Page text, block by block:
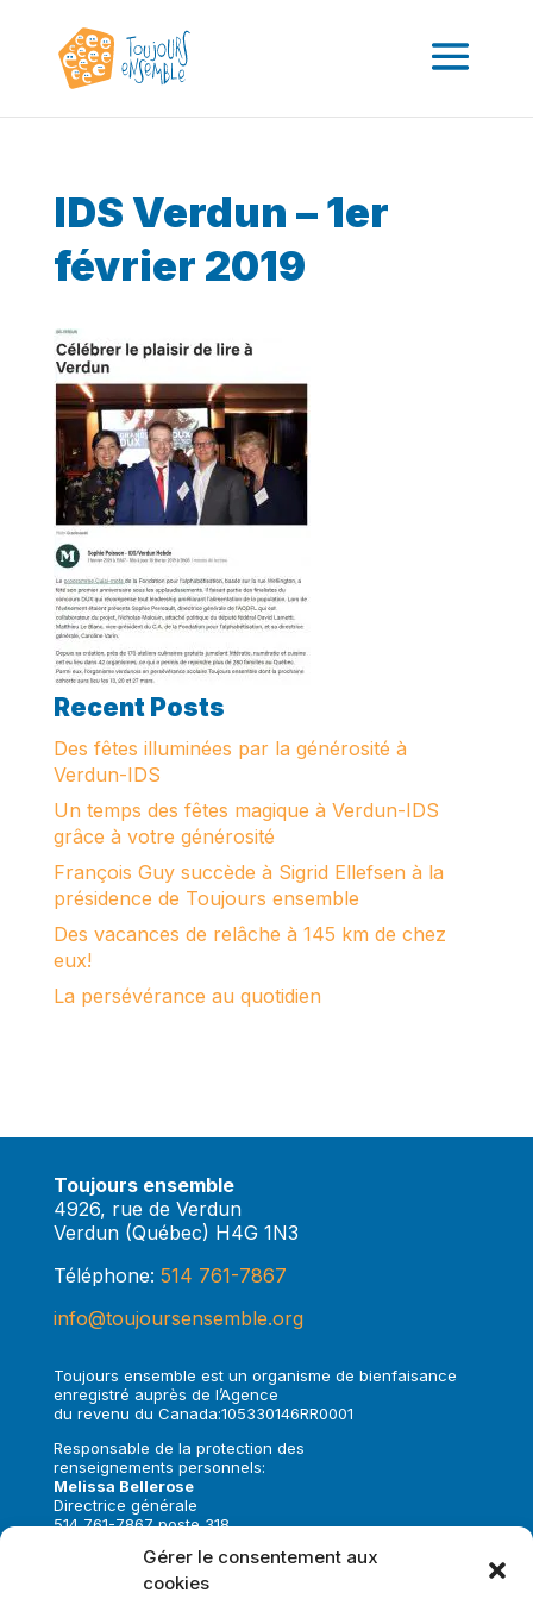
Gérer le consentement aux
cookies
IDS Verdun – 1er
février 2019
Recent Posts
Des fêtes illuminées par la générosité à
Verdun-IDS
Un temps des fêtes magique à Verdun-IDS
grâce à votre générosité
François Guy succède à Sigrid Ellefsen à la
présidence de Toujours ensemble
Des vacances de relâche à 145 km de chez
eux!
La persévérance au quotidien
Toujours ensemble
4926, rue de Verdun
Verdun (Québec) H4G 1N3
Téléphone: 514 761-7867
info@toujoursensemble.org
Toujours ensemble est un organisme de bienfaisance
enregistré auprès de l’Agence
du revenu du Canada:105330146RR0001
Responsable de la protection des
renseignements personnels:
Melissa Bellerose
Directrice générale
514 761-7867 poste 318